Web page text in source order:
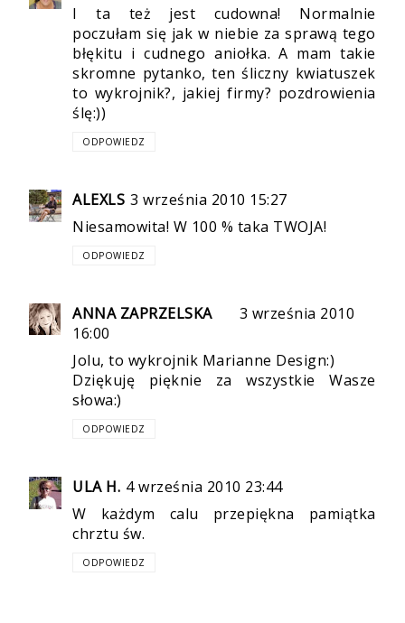
I ta też jest cudowna! Normalnie
poczułam się jak w niebie za sprawą tego
błękitu i cudnego aniołka. A mam takie
skromne pytanko, ten śliczny kwiatuszek
to wykrojnik?, jakiej firmy? pozdrowienia
ślę:))
ODPOWIEDZ
ALEXLS 3 września 2010 15:27
Niesamowita! W 100 % taka TWOJA!
ODPOWIEDZ
ANNA ZAPRZELSKA
3 września 2010
16:00
Jolu, to wykrojnik Marianne Design:)
Dziękuję pięknie za wszystkie Wasze
słowa:)
ODPOWIEDZ
ULA H. 4 września 2010 23:44
W każdym calu przepiękna pamiątka
chrztu św.
ODPOWIEDZ